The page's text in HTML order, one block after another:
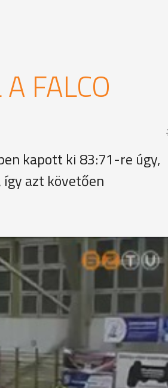
FALCO
kapott ki 83:71-re úgy,
azt követően
az NB I-es férfi kosárlabda-
míg a szombathelyi vendégek
ezzel vezettek a sárga-feketék
kosárgálát rendeztek a hazaiak:
sejtette, hogy a lényegi kérdések
Soósék rendre visszaverték a
jártak előrébb a jászberényiek.
felzárkózott: a 26- percben már
a berényiek visszaállítsák 20